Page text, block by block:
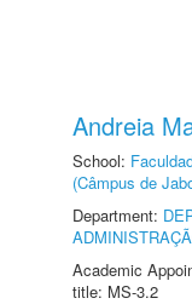
Andreia
School:
(Câmpus de
Department:
Academic
title: MS-3.2